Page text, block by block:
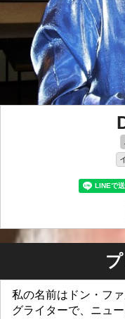
私の名前はドン・フ
グライターで、ニュ